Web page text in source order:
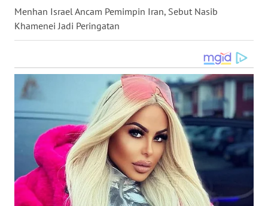
Menhan Israel Ancam Pemimpin Iran, Sebut Nasib
Khamenei Jadi Peringatan
KALTARA
WN
WN
KALTIM
SULSEL
WN
GORONTALO